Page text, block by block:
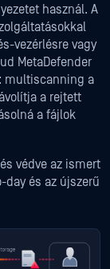
használ. A
vezérlésre vagy
MetaDefender
multiscanning a
a rejtett
a fájlok
védve az ismert
és az újszerű